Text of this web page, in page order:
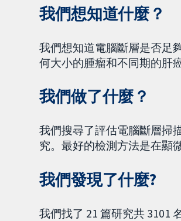
我們想知道什麼？
我們想知道電腦斷層是否足
何大小的腫瘤和不同期的肝
我們做了什麼？
我們搜尋了評估電腦斷層掃
究。最好的檢測方法是在顯
我們發現了什麼?
我們找了 21 篇研究共 3101